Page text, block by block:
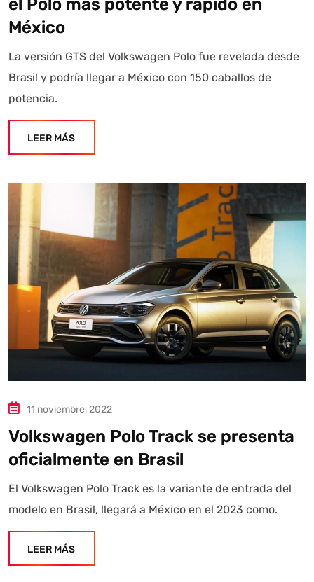
el Polo más potente y rápido en
México
La versión GTS del Volkswagen Polo fue revelada desde
Brasil y podría llegar a México con 150 caballos de
potencia.
LEER MÁS
11 noviembre, 2022
Volkswagen Polo Track se presenta
oficialmente en Brasil
El Volkswagen Polo Track es la variante de entrada del
modelo en Brasil, llegará a México en el 2023 como.
LEER MÁS